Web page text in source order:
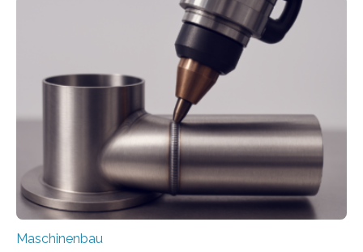
Teile als eine Einheit verpacken. Die Anordnung kann
der Benutzer vorgeben und erhält so mehr Kontrolle
über die Positionierung der Bauteile. Die ebenfalls neue
Automatisierungsschnittstelle dient dazu, die Software
besser in spezifische Unternehmensprozesse
einzubinden. Sankt Augustin – Zur Messe FACHPACK
vom 23. bis 25. September in Nürnberg…
Maschinenbau